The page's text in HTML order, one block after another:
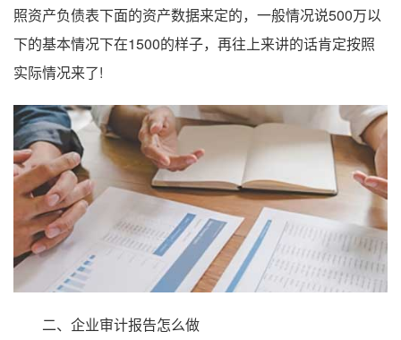
照资产负债表下面的资产数据来定的，一般情况说500万以
下的基本情况下在1500的样子，再往上来讲的话肯定按照
实际情况来了!
二、企业审计报告怎么做